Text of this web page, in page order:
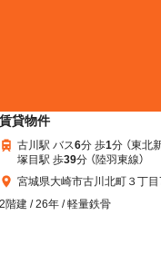
貸物件
古川駅 バス6分 歩1分 （東北
塚目駅 歩39分 （陸羽東線）
宮城県大崎市古川北町３丁目
2階建 / 26年 / 軽量鉄骨